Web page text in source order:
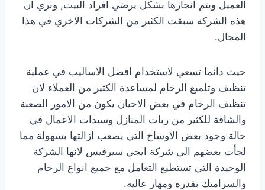
العميل ويتم انجازها بشكل يرضي افراد البيت, ونري ان
هذه الشركة سبقت الكثير من الشركات الاخري في هذا
المجال.
حيث دائما تسعي لاستخدام افضل الاساليب في عملية
تنظيف وتلميع الرخام لمساعدة الكثير من العملاء لان
تنظيف الرخام في بعض الاحيان يكون من الامور الصعبة
والشاقة للكثير من ربات المنازل وسيدات الاعمال في
حالة وجود بعض الاوساخ التي يصعب ازالتها بسهولة مما
لجأت بعضهم الي شركة ايجي سيرفيس لانها الشركة
الوحيدة التي تستطيع التعامل مع جميع انواع الرخام
والسراميك بقدره ومهار عاليه.